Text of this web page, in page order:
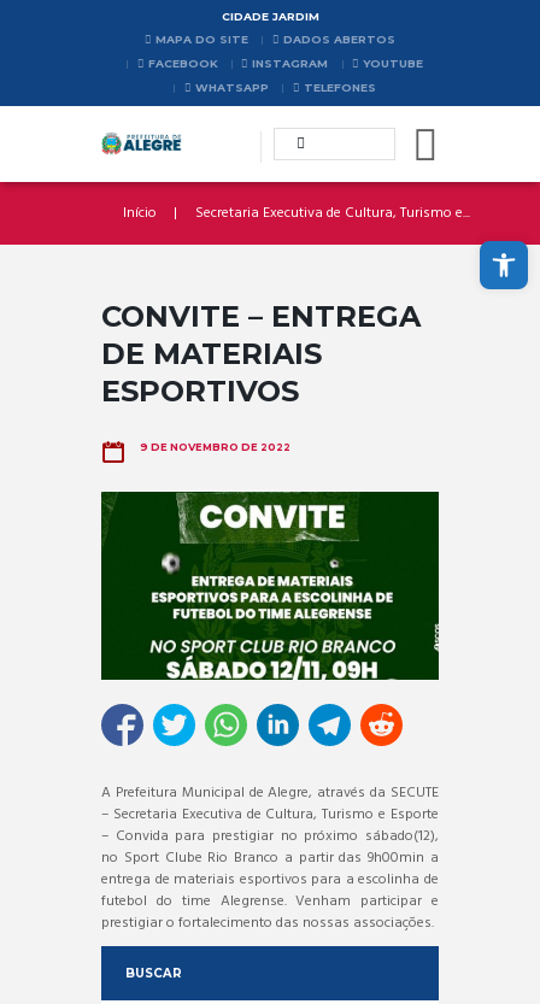
CIDADE JARDIM
MAPA DO SITE
DADOS ABERTOS
FACEBOOK
INSTAGRAM
YOUTUBE
WHATSAPP
TELEFONES
Início Secretaria Executiva de Cultura, Turismo e...
CONVITE – ENTREGA
DE MATERIAIS
ESPORTIVOS
9 DE NOVEMBRO DE 2022
A Prefeitura Municipal de Alegre, através da SECUTE
– Secretaria Executiva de Cultura, Turismo e Esporte
– Convida para prestigiar no próximo sábado(12),
no Sport Clube Rio Branco a partir das 9h00min a
entrega de materiais esportivos para a escolinha de
futebol do time Alegrense. Venham participar e
prestigiar o fortalecimento das nossas associações.
BUSCAR
Abrir a barra de ferramentas